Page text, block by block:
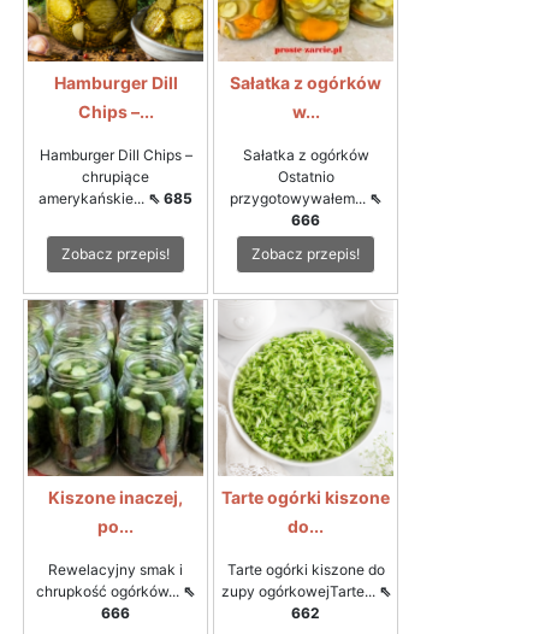
Hamburger Dill
Chips –...
Hamburger Dill Chips –
chrupiące
amerykańskie... ⇖ 685
Zobacz przepis!
Sałatka z ogórków
w...
Sałatka z ogórków
Ostatnio
przygotowywałem... ⇖
666
Zobacz przepis!
Kiszone inaczej,
po...
Rewelacyjny smak i
chrupkość ogórków... ⇖
666
Tarte ogórki kiszone
do...
Tarte ogórki kiszone do
zupy ogórkowejTarte... ⇖
662